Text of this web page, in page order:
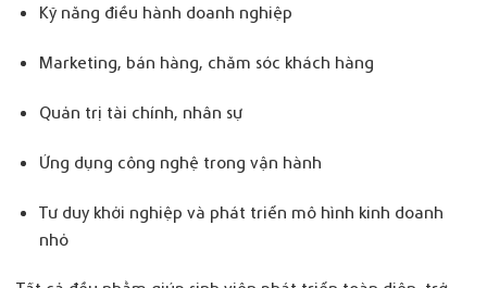
Kỹ năng điều hành doanh nghiệp
Marketing, bán hàng, chăm sóc khách hàng
Quản trị tài chính, nhân sự
Ứng dụng công nghệ trong vận hành
Tư duy khởi nghiệp và phát triển mô hình kinh doanh
nhỏ